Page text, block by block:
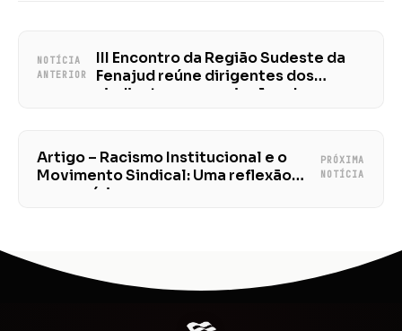
NOTÍCIA
ANTERIOR
III Encontro da Região Sudeste da
Fenajud reúne dirigentes dos
sindicatos e associações dos
Artigo – Racismo Institucional e o
Movimento Sindical: Uma reflexão
necessária
PRÓXIMA
NOTÍCIA